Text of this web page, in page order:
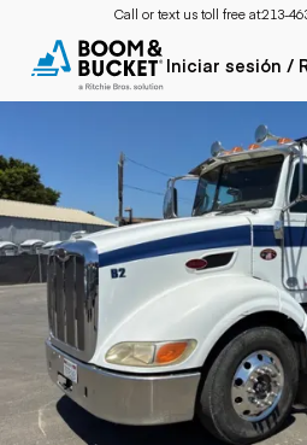
Call or text us toll free at:213-
Iniciar sesión /